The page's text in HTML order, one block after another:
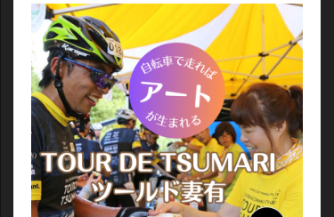
してみたい。 まずは、通称「ミュージアム・マイ
ル（Museum Mile）」と呼ばれているセントラ
ルパーク沿いの５番街と89丁目へ。そこで目にす
るのが巻貝のような異様な外観が目を引くのが
「グッケンハイム美術館（the Guggenheim
Museum）」だ。設計はアメリカを代表する建築
家フランク・ロイド・ライト。ここは世界遺産に
も指定されている凄いところなのだが、その際立
った外観から想像できるように螺旋状のスロープ
を降りながら壁面の作品を鑑賞するという稀有な
美術館は必見だろう。 そのまま５番街を南に下り
て西47丁目にあるのが、MoMAとして親しまれて
いる「ニューヨーク近代美術館（the Museum of